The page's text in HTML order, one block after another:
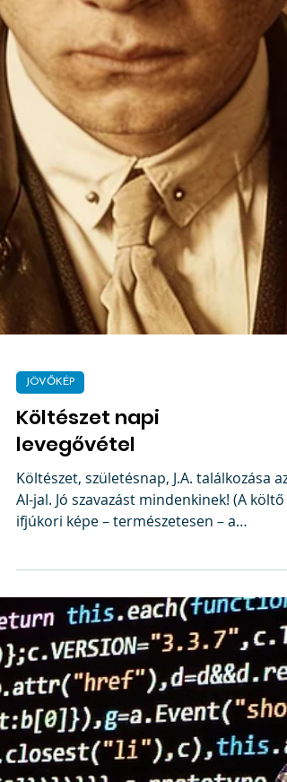
Költészet napi
levegővétel
Költészet, születésnap, J.A. találkozása az
AI-jal. Jó szavazást mindenkinek! (A költő
ifjúkori képe – természetesen – a
mesterséges intelligencia segítségével
készült, akárcsak a „Levegőt!” című
versének zenei feldolgozása.)